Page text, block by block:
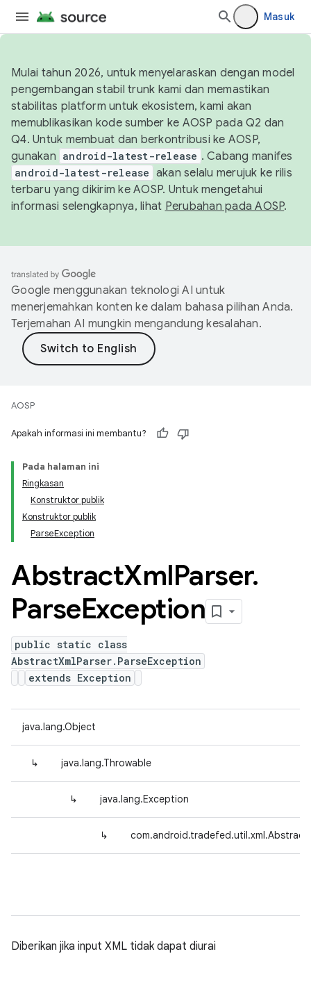
Masuk
Mulai tahun 2026, untuk menyelaraskan dengan model
pengembangan stabil trunk kami dan memastikan
stabilitas platform untuk ekosistem, kami akan
memublikasikan kode sumber ke AOSP pada Q2 dan
Q4. Untuk membuat dan berkontribusi ke AOSP,
gunakan android-latest-release . Cabang manifes
android-latest-release akan selalu merujuk ke rilis
terbaru yang dikirim ke AOSP. Untuk mengetahui
informasi selengkapnya, lihat Perubahan pada AOSP.
Google menggunakan teknologi AI untuk
menerjemahkan konten ke dalam bahasa pilihan Anda.
Terjemahan AI mungkin mengandung kesalahan.
AOSP
Apakah informasi ini membantu?
Pada halaman ini
Ringkasan
Konstruktor publik
Konstruktor publik
ParseException
AbstractXmlParser.
ParseException
public static class
AbstractXmlParser.ParseException
extends Exception
java.lang.Object
↳ java.lang.Throwable
↳ java.lang.Exception
↳
Diberikan jika input XML tidak dapat diurai